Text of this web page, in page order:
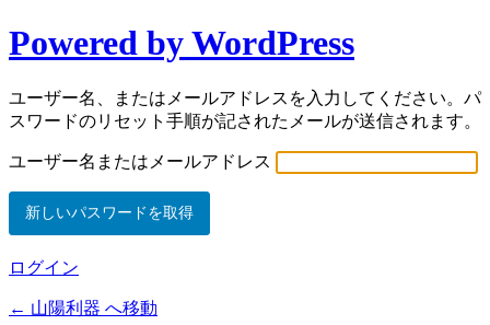
Powered by WordPress
ユーザー名、またはメールアドレスを入力してください。パ
スワードのリセット手順が記されたメールが送信されます。
ユーザー名またはメールアドレス
ログイン
← 山陽利器 へ移動